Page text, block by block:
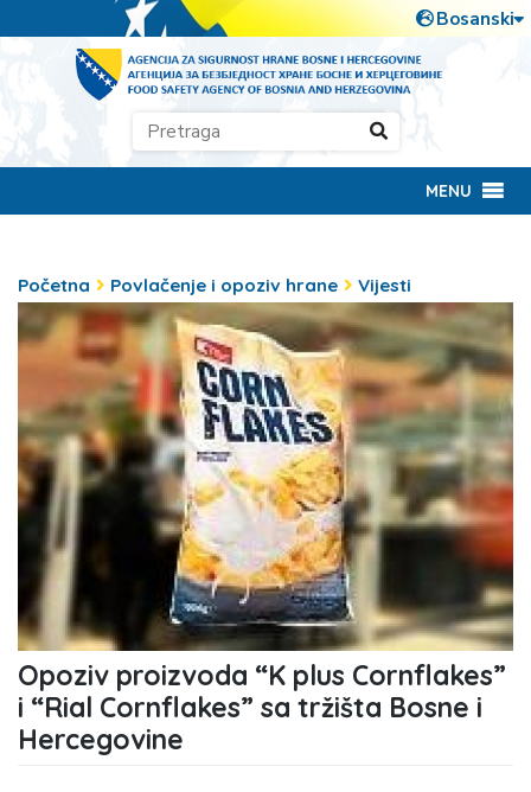
MENU
Početna Povlačenje i opoziv hrane Vijesti
Opoziv proizvoda “K plus Cornflakes”
i “Rial Cornflakes” sa tržišta Bosne i
Hercegovine